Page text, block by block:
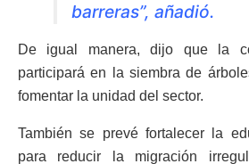
barreras”, añadió.
De igual manera, dijo que la
participará en la siembra de
fomentar la unidad del sector.
También se prevé fortalecer la
para reducir la migración